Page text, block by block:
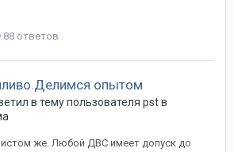
88 ответов
опытом
в тему пользователя pstв
же. Любой ДВС имеет допуск до